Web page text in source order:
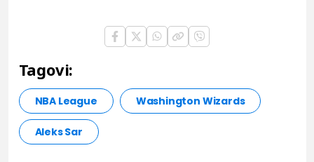
Tagovi:
NBA League Washington Wizards
Aleks Sar